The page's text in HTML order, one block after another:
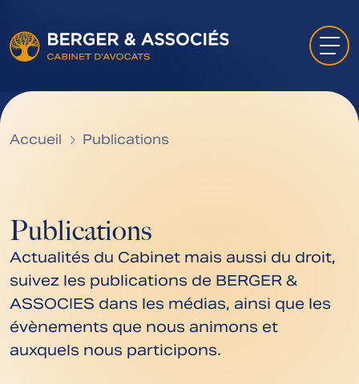
Accueil Publications
Publications
Actualités du Cabinet mais aussi du droit,
suivez les publications de BERGER &
ASSOCIES dans les médias, ainsi que les
évènements que nous animons et
auxquels nous participons.